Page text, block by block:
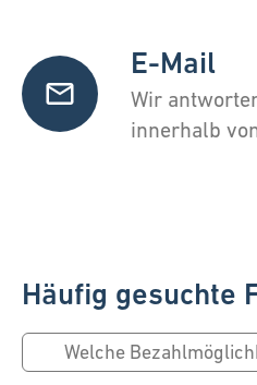
E-Mail
Wir
innerhalb
Häufig gesuchte
Welche